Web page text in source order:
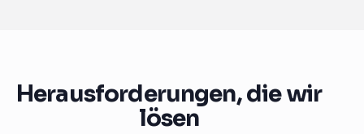
Herausforderungen, die wir
lösen